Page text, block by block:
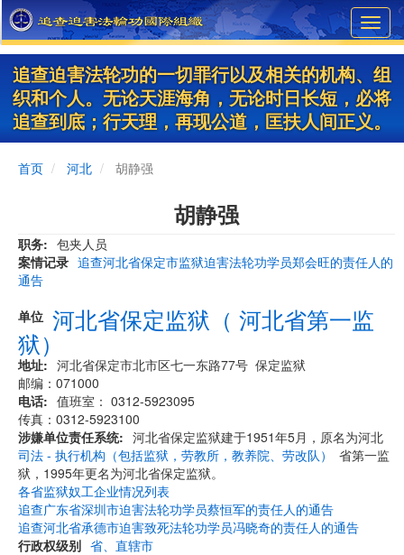
Skip
to
main
content
追查迫害法轮功的一切罪行以及相关的机构、组
织和个人。无论天涯海角，无论时日长短，必将
追查到底；行天理，再现公道，匡扶人间正义。
首页 河北 胡静强
胡静强
职务
包夹人员
案情记录 追查河北省保定市监狱迫害法轮功学员郑会旺的责任人的
通告
单位 河北省保定监狱（ 河北省第一监
狱）
地址
河北省保定市北市区七一东路77号 保定监狱
邮编：071000
电话
值班室： 0312-5923095
传真：0312-5923100
涉嫌单位责任系统
司法 - 执行机构（包括监狱，劳教所，教养院、劳改队）
河北省保定监狱建于1951年5月，原名为河北
省第一监
狱，1995年更名为河北省保定监狱。
各省监狱奴工企业情况列表
追查广东省深圳市迫害法轮功学员蔡恒军的责任人的通告
追查河北省承德市迫害致死法轮功学员冯晓奇的责任人的通告
行政权级别 省、直辖市